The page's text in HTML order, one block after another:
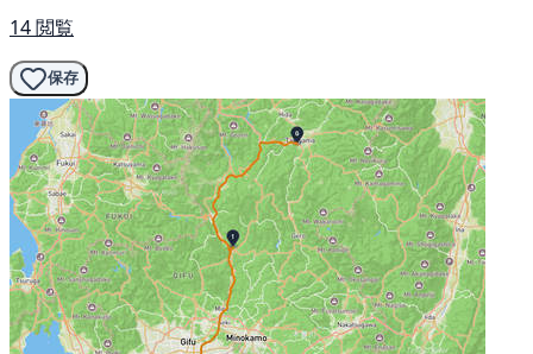
14 閲覧
保存